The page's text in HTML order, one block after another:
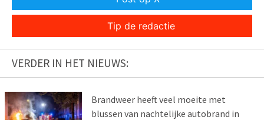
Tip de redactie
VERDER IN HET NIEUWS:
Brandweer heeft veel moeite met
blussen van nachtelijke autobrand in